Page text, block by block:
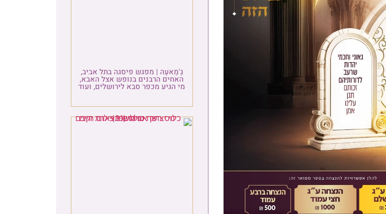
גַ'מַאעַה | מפגש פיסגה בתל אביב,
האחים הרבנים בנופש אצל האבא,
מי הגיע מכפר סבא לירושלים, ועוד